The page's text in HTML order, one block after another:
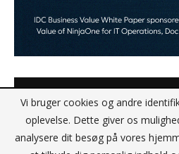
EFTER ARBEJDE
Vi bruger cookies og andre
oplevelse. Dette giver os
analysere dit besøg på vores